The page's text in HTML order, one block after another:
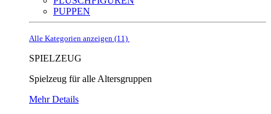
PUPPEN
Alle Kategorien anzeigen (11)
SPIELZEUG
Spielzeug für alle Altersgruppen
Mehr Details